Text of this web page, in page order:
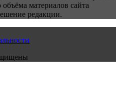
материалов сайта
редакции.